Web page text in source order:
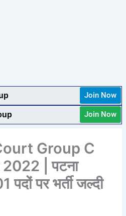
Join Now
Join Now
Group C
| पटना
पदों पर भर्ती जल्दी